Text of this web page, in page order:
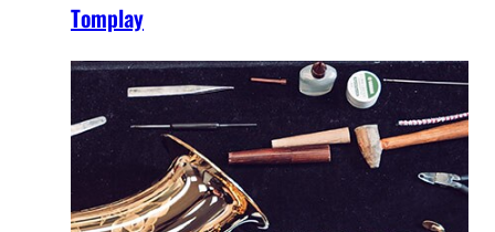
Tomplay